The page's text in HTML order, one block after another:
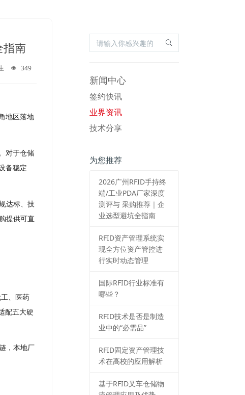
指南
349
地区落地
对于仓储
备稳定
达标、技
提供可直
、医药
配五⼤硬
，本地⼚
新闻中心
签约快讯
业界资讯
技术分享
为您推荐
2026⼴州RFID⼿持终
端/⼯业PDA⼚家深度
测评与 采购推荐｜企
业选型避坑全指南
RFID资产管理系统实
现全方位资产管控进
行实时动态管理
国际RFID行业标准有
哪些？
RFID技术是否是制造
业中的“必需品”
RFID固定资产管理技
术在高校的应用解析
基于RFID叉车仓储物